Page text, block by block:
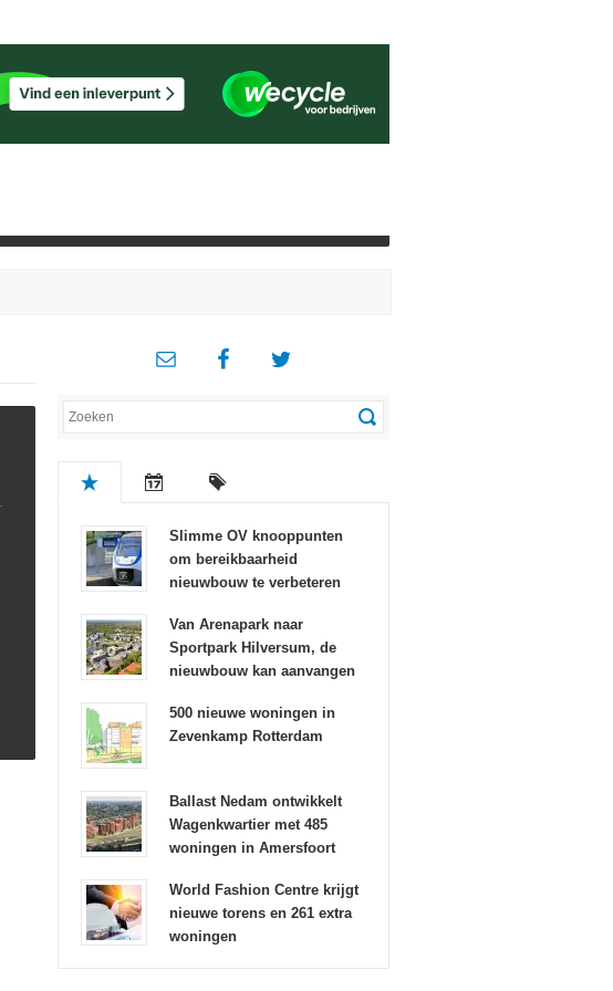
Slimme OV knooppunten
om bereikbaarheid
nieuwbouw te verbeteren
Van Arenapark naar
Sportpark Hilversum, de
nieuwbouw kan aanvangen
500 nieuwe woningen in
Zevenkamp Rotterdam
Ballast Nedam ontwikkelt
Wagenkwartier met 485
woningen in Amersfoort
World Fashion Centre krijgt
nieuwe torens en 261 extra
woningen